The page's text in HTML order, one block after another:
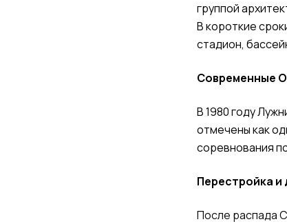
группой
В короткие
стадион,
Современные
В 1980 году
отмечены как
соревнования
Перестройка и
После распада